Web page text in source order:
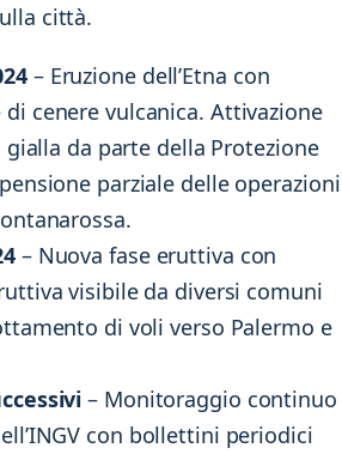
città.
– Eruzione dell’Etna con
cenere vulcanica. Attivazione
gialla da parte della Protezione
parziale delle operazioni
– Nuova fase eruttiva con
visibile da diversi comuni
di voli verso Palermo e
– Monitoraggio continuo
con bollettini periodici